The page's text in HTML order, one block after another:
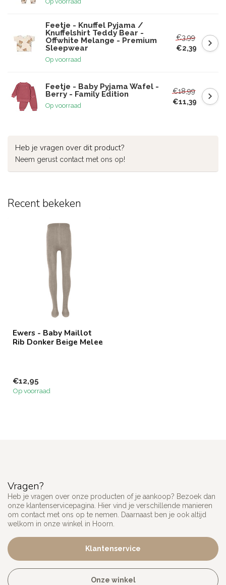
Feetje - Knuffel Pyjama /
Knuffelshirt Teddy Bear -
Offwhite Melange - Premium
Sleepwear
Op voorraad
€3,99
€2,39
Feetje - Baby Pyjama Wafel -
Berry - Family Edition
Op voorraad
€18,99
€11,39
Heb je vragen over dit product?
Neem gerust contact met ons op!
Recent bekeken
Ewers - Baby Maillot
Rib Donker Beige Melee
€12,95
Op voorraad
Vragen?
Heb je vragen over onze producten of je aankoop? Bezoek dan
onze klantenservicepagina. Hier vind je verschillende manieren
om contact met ons op te nemen. Daarnaast ben je ook altijd
welkom in onze winkel in Hoorn.
Klantenservice
Onze winkel